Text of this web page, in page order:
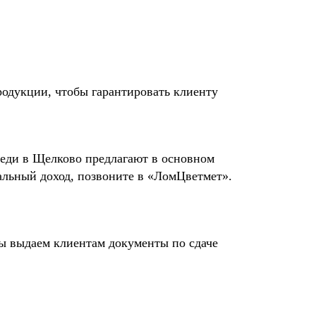
чтобы гарантировать клиенту
в Щелково предлагают в основном
доход, позвоните в «ЛомЦветмет».
клиентам документы по сдаче